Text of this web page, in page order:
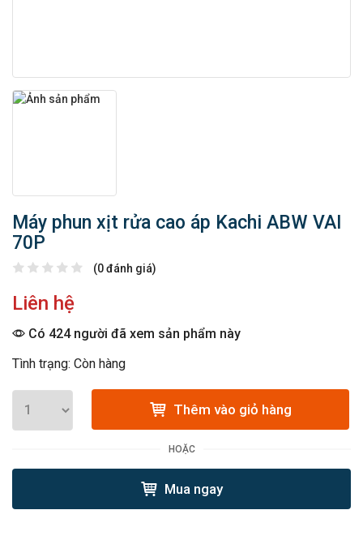
Máy phun xịt rửa cao áp Kachi ABW VAI
70P
(0 đánh giá)
Liên hệ
Có 424 người đã xem sản phẩm này
Tình trạng: Còn hàng
Thêm vào giỏ hàng
HOẶC
Mua ngay